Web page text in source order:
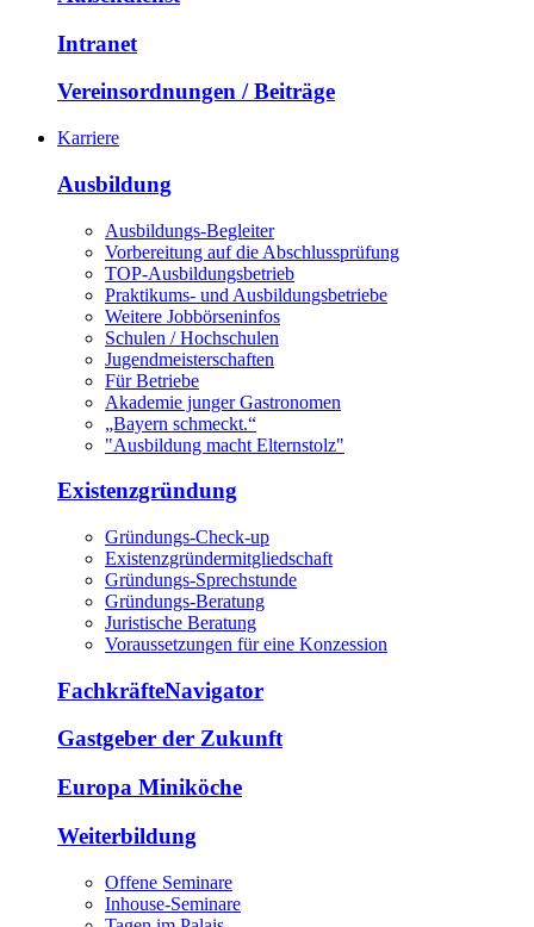
Intranet
Vereinsordnungen / Beiträge
Karriere
Ausbildung
Ausbildungs-Begleiter
Vorbereitung auf die Abschlussprüfung
TOP-Ausbildungsbetrieb
Praktikums- und Ausbildungsbetriebe
Weitere Jobbörseninfos
Schulen / Hochschulen
Jugendmeisterschaften
Für Betriebe
Akademie junger Gastronomen
„Bayern schmeckt.“
"Ausbildung macht Elternstolz"
Existenzgründung
Gründungs-Check-up
Existenzgründermitgliedschaft
Gründungs-Sprechstunde
Gründungs-Beratung
Juristische Beratung
Voraussetzungen für eine Konzession
FachkräfteNavigator
Gastgeber der Zukunft
Europa Miniköche
Weiterbildung
Offene Seminare
Inhouse-Seminare